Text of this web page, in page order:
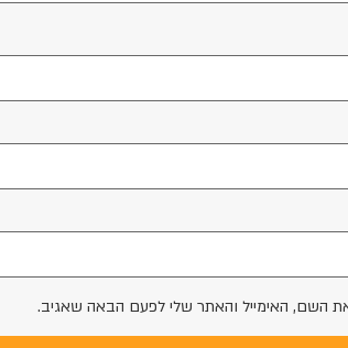
השם, האימייל והאתר שלי לפעם הבאה שאגיב.